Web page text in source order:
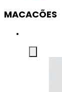
MACACÕES